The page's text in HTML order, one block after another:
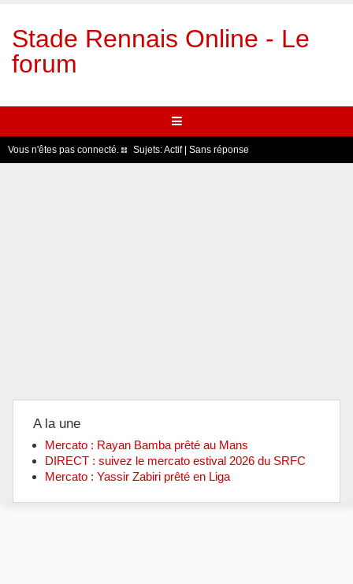
Stade Rennais Online - Le
forum
Vous n'êtes pas connecté. Sujets:Actif| Sans réponse
A la une
Mercato : Rayan Bamba prêté au Mans
DIRECT : suivez le mercato estival 2026 du SRFC
Mercato : Yassir Zabiri prêté en Liga